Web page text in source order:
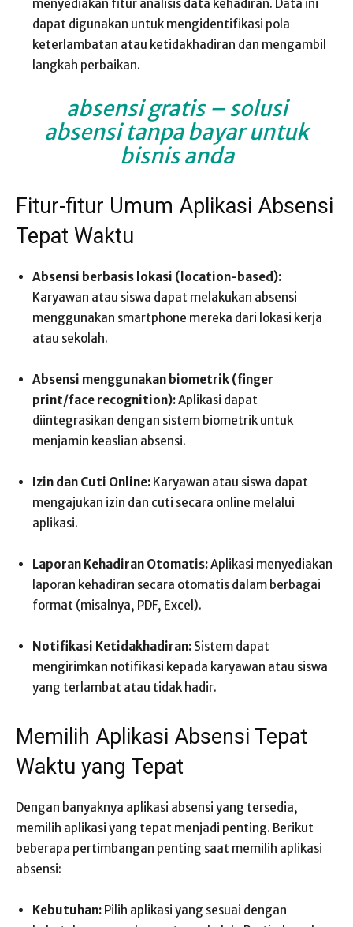
menyediakan fitur analisis data kehadiran. Data ini
dapat digunakan untuk mengidentifikasi pola
keterlambatan atau ketidakhadiran dan mengambil
langkah perbaikan.
absensi gratis – solusi
absensi tanpa bayar untuk
bisnis anda
Fitur-fitur Umum Aplikasi Absensi
Tepat Waktu
Absensi berbasis lokasi (location-based):
Karyawan atau siswa dapat melakukan absensi
menggunakan smartphone mereka dari lokasi kerja
atau sekolah.
Absensi menggunakan biometrik (finger
print/face recognition):Aplikasi dapat
diintegrasikan dengan sistem biometrik untuk
menjamin keaslian absensi.
Izin dan Cuti Online: Karyawan atau siswa dapat
mengajukan izin dan cuti secara online melalui
aplikasi.
Laporan Kehadiran Otomatis:Aplikasi menyediakan
laporan kehadiran secara otomatis dalam berbagai
format (misalnya, PDF, Excel).
Notifikasi Ketidakhadiran: Sistem dapat
mengirimkan notifikasi kepada karyawan atau siswa
yang terlambat atau tidak hadir.
Memilih Aplikasi Absensi Tepat
Waktu yang Tepat
Dengan banyaknya aplikasi absensi yang tersedia,
memilih aplikasi yang tepat menjadi penting. Berikut
beberapa pertimbangan penting saat memilih aplikasi
absensi:
Kebutuhan: Pilih aplikasi yang sesuai dengan